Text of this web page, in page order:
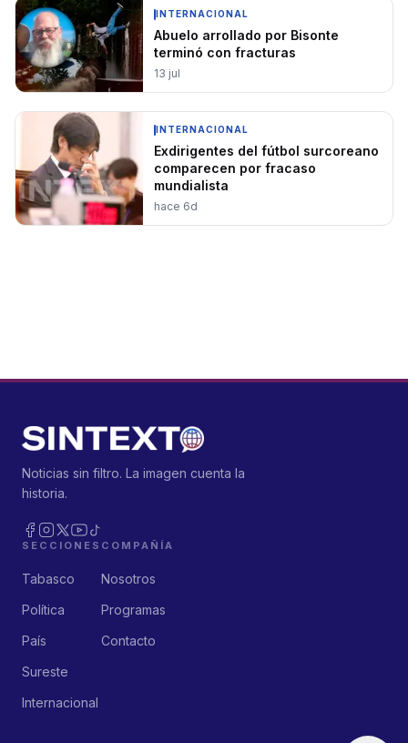
INTERNACIONAL
Abuelo arrollado por Bisonte
terminó con fracturas
13 jul
INTERNACIONAL
Exdirigentes del fútbol surcoreano
comparecen por fracaso
mundialista
hace 6d
Noticias sin filtro. La imagen cuenta la
historia.
SECCIONES
Tabasco
Política
País
Sureste
Internacional
COMPAÑÍA
Nosotros
Programas
Contacto